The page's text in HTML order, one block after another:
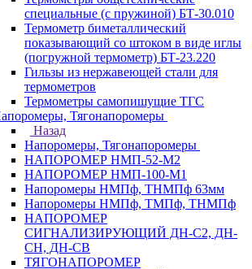
специальные (с пружиной) БТ-30.010
Термометр биметаллический
показывающий со штоком в виде иглы
(погружной термометр) БТ-23.220
Гильзы из нержавеющей стали для
термометров
Термометры самопишущие ТГС
Тягонапоромеры
Назад
Напоромеры, Тягонапоромеры
НАПОРОМЕР НМП-52-М2
НАПОРОМЕР НМП-100-М1
Напоромеры НМПф, ТНМПф 63мм
Напоромеры НМПф, ТМПф, ТНМПф
НАПОРОМЕР
СИГНАЛИЗИРУЮЩИЙ ДН-С2, ДН-
СН, ДН-СВ
ТЯГОНАПОРОМЕР